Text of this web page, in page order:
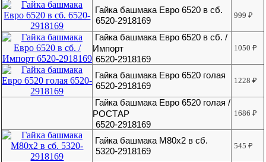
Гайка башмака Евро 6520 в сб.
6520-2918169
999₽
Гайка башмака Евро 6520 в сб. /
Импорт
6520-2918169
1050₽
Гайка башмака Евро 6520 голая
6520-2918169
1228₽
Гайка башмака Евро 6520 голая /
РОСТАР
6520-2918169
1686₽
Гайка башмака М80х2 в сб.
5320-2918169
545₽